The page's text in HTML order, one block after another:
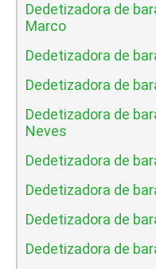
Dedetizadora de
Marco
Dedetizadora de
Dedetizadora de
Dedetizadora de
Neves
Dedetizadora de
Dedetizadora de
Dedetizadora de
Dedetizadora de